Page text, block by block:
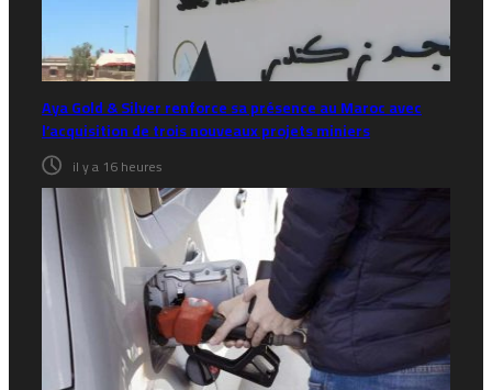
Aya Gold & Silver renforce sa présence au Maroc avec
l’acquisition de trois nouveaux projets miniers
il y a 16 heures